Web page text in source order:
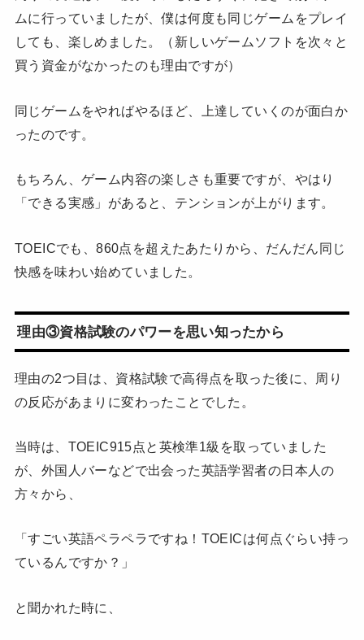
ムに行っていましたが、僕は何度も同じゲームをプレイ
しても、楽しめました。（新しいゲームソフトを次々と
買う資金がなかったのも理由ですが）
同じゲームをやればやるほど、上達していくのが面白か
ったのです。
もちろん、ゲーム内容の楽しさも重要ですが、やはり
「できる実感」があると、テンションが上がります。
TOEICでも、860点を超えたあたりから、だんだん同じ
快感を味わい始めていました。
理由③資格試験のパワーを思い知ったから
理由の2つ目は、資格試験で高得点を取った後に、周り
の反応があまりに変わったことでした。
当時は、TOEIC915点と英検準1級を取っていました
が、外国人バーなどで出会った英語学習者の日本人の
方々から、
「すごい英語ペラペラですね！TOEICは何点ぐらい持っ
ているんですか？」
と聞かれた時に、